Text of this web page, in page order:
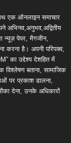
एक ऑनलाइन समाचार
अभिनव,अनुभव,अद्वितीय
न्यूज़ पेपर, मैगजीन,
करना है। अपनी परिपक्व,
का उद्देश्य देशहित में
बताना, सामाजिक
पर प्रकाश डालना,
देना, उनके अधिकारों